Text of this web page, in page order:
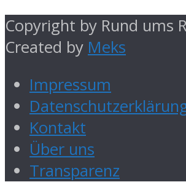
Copyright by Rund ums
Created by Meks
Impressum
Kontakt
Über uns
Transparenz